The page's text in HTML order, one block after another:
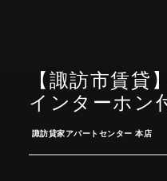
【諏訪市賃貸
インターホン
諏訪貸家アパートセンター 本店